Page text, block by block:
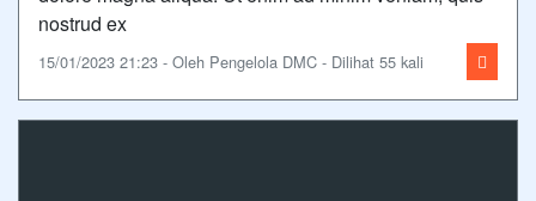
nostrud ex
15/01/2023 21:23 - Oleh Pengelola DMC - Dilihat 55 kali